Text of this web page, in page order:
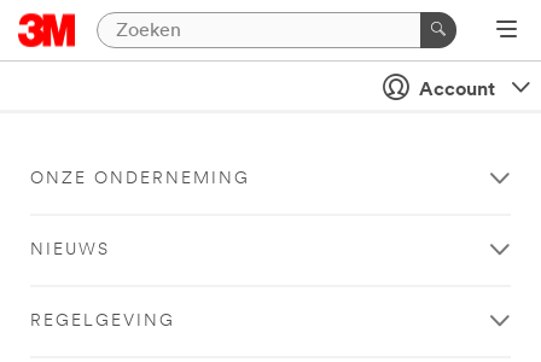
Account
ONZE ONDERNEMING
NIEUWS
REGELGEVING